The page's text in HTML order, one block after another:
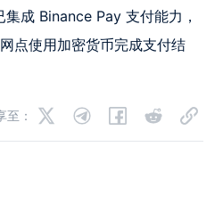
成 Binance Pay 支付能力，
点使用加密货币完成支付结
至：